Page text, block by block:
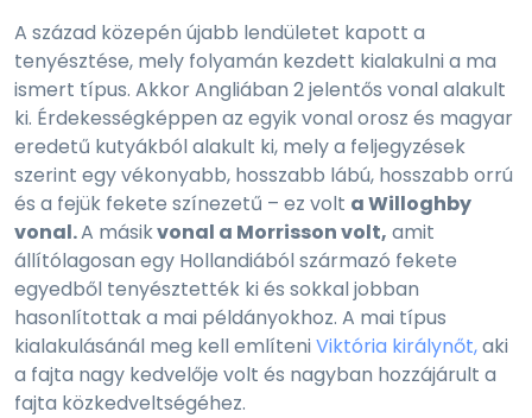
A század közepén újabb lendületet kapott a
tenyésztése, mely folyamán kezdett kialakulni a ma
ismert típus. Akkor Angliában 2 jelentős vonal alakult
ki. Érdekességképpen az egyik vonal orosz és magyar
eredetű kutyákból alakult ki, mely a feljegyzések
szerint egy vékonyabb, hosszabb lábú, hosszabb orrú
és a fejük fekete színezetű – ez volt a Willoghby
vonal.A másikvonal a Morrisson volt, amit
állítólagosan egy Hollandiából származó fekete
egyedből tenyésztették ki és sokkal jobban
hasonlítottak a mai példányokhoz. A mai típus
kialakulásánál meg kell említeniViktória királynőt,aki
a fajta nagy kedvelője volt és nagyban hozzájárult a
fajta közkedveltségéhez.